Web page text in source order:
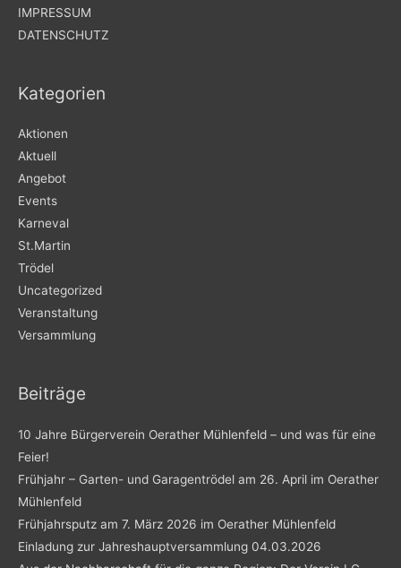
IMPRESSUM
DATENSCHUTZ
Kategorien
Aktionen
Aktuell
Angebot
Events
Karneval
St.Martin
Trödel
Uncategorized
Veranstaltung
Versammlung
Beiträge
10 Jahre Bürgerverein Oerather Mühlenfeld – und was für eine
Feier!
Frühjahr – Garten- und Garagentrödel am 26. April im Oerather
Mühlenfeld
Frühjahrsputz am 7. März 2026 im Oerather Mühlenfeld
Einladung zur Jahreshauptversammlung 04.03.2026